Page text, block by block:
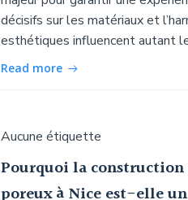
décisifs sur les matériaux et
esthétiques influencent autant
Read more
Aucune étiquette
Pourquoi la
poreux à Nice est-elle